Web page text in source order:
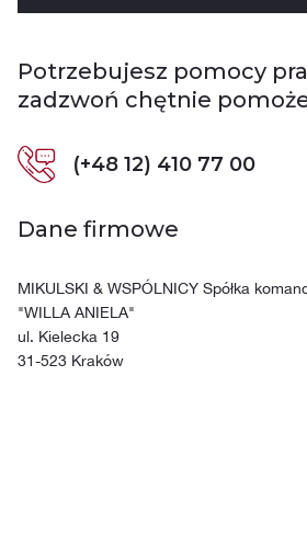
Potrzebujesz pomocy
zadzwoń chętnie
(+48 12) 410 77 00
Dane firmowe
MIKULSKI & WSPÓLNICY Spółka
"WILLA ANIELA"
ul. Kielecka 19
31-523 Kraków